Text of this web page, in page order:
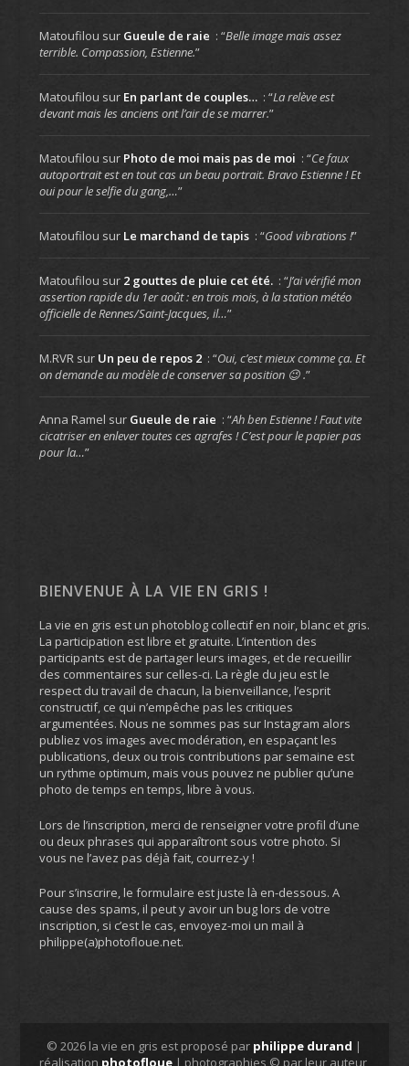
Matoufilou sur Gueule de raie : “Belle image mais assez
terrible. Compassion, Estienne.”
Matoufilou sur En parlant de couples… : “La relève est
devant mais les anciens ont l’air de se marrer.”
Matoufilou sur Photo de moi mais pas de moi : “Ce faux
autoportrait est en tout cas un beau portrait. Bravo Estienne ! Et
oui pour le selfie du gang,…”
Matoufilou sur Le marchand de tapis : “Good vibrations !”
Matoufilou sur 2 gouttes de pluie cet été. : “J’ai vérifié mon
assertion rapide du 1er août : en trois mois, à la station météo
officielle de Rennes/Saint-Jacques, il…”
M.RVRsur Un peu de repos 2 : “Oui, c’est mieux comme ça. Et
on demande au modèle de conserver sa position 😉 .”
Anna Ramel sur Gueule de raie : “Ah ben Estienne ! Faut vite
cicatriser en enlever toutes ces agrafes ! C’est pour le papier pas
pour la…”
BIENVENUE À LA VIE EN GRIS !
La vie en gris est un photoblog collectif en noir, blanc et gris.
La participation est libre et gratuite. L’intention des
participants est de partager leurs images, et de recueillir
des commentaires sur celles-ci. La règle du jeu est le
respect du travail de chacun, la bienveillance, l’esprit
constructif, ce qui n’empêche pas les critiques
argumentées. Nous ne sommes pas sur Instagram alors
publiez vos images avec modération, en espaçant les
publications, deux ou trois contributions par semaine est
un rythme optimum, mais vous pouvez ne publier qu’une
photo de temps en temps, libre à vous.
Lors de l’inscription, merci de renseigner votre profil d’une
ou deux phrases qui apparaîtront sous votre photo. Si
vous ne l’avez pas déjà fait, courrez-y !
Pour s’inscrire, le formulaire est juste là en-dessous. A
cause des spams, il peut y avoir un bug lors de votre
inscription, si c’est le cas, envoyez-moi un mail à
philippe(a)photofloue.net.
© 2026 la vie en gris est proposé par philippe durand |